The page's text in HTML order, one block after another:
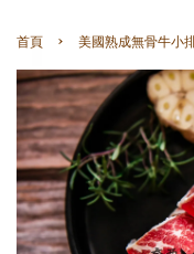
首頁 › 美國熟成無骨牛小